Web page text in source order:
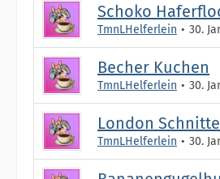
Schoko
TmnLHelferlein 30.
Becher Kuchen
TmnLHelferlein 30.
London
TmnLHelferlein 30.